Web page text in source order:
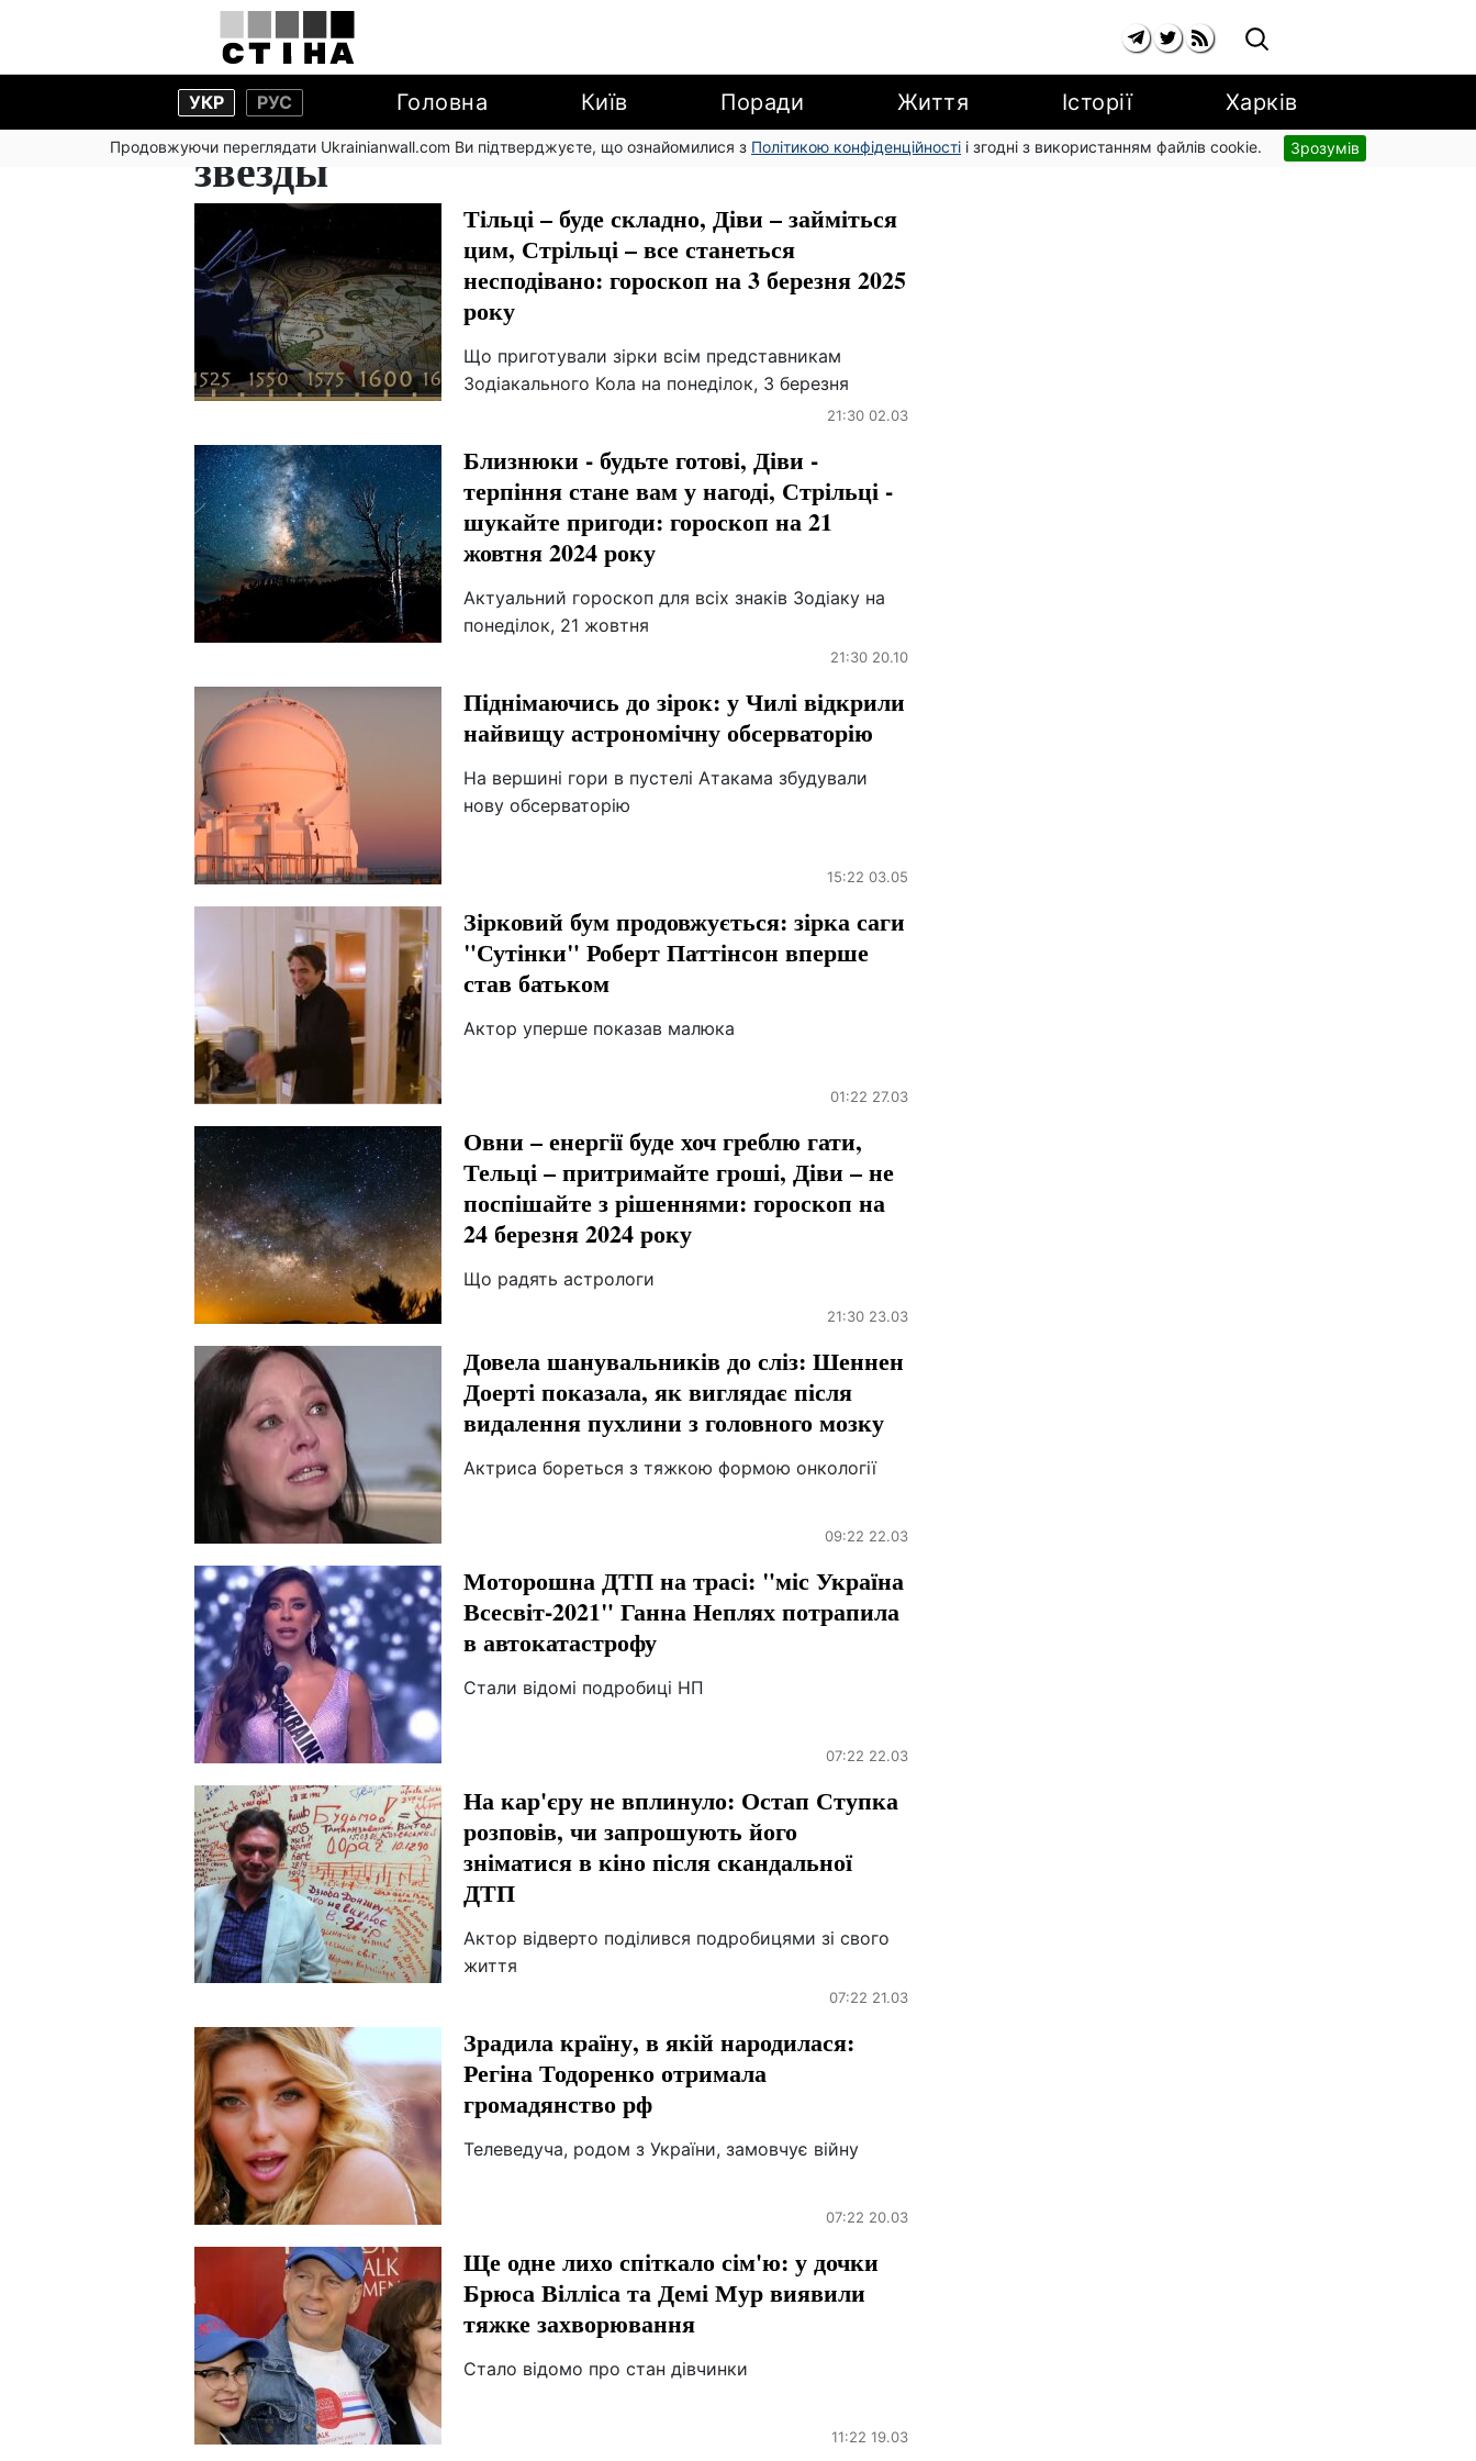
УКР РУС Головна Київ Поради Життя Історії Харків
Продовжуючи переглядати Ukrainianwall.com Ви підтверджуєте, що ознайомилися з Політикою конфіденційності і згодні з використанням файлів cookie. Зрозумів
звезды
Тільці – буде складно, Діви – займіться
цим, Стрільці – все станеться
несподівано: гороскоп на 3 березня 2025
року
Що приготували зірки всім представникам
Зодіакального Кола на понеділок, 3 березня
21:30 02.03
Близнюки - будьте готові, Діви -
терпіння стане вам у нагоді, Стрільці -
шукайте пригоди: гороскоп на 21
жовтня 2024 року
Актуальний гороскоп для всіх знаків Зодіаку на
понеділок, 21 жовтня
21:30 20.10
Піднімаючись до зірок: у Чилі відкрили
найвищу астрономічну обсерваторію
На вершині гори в пустелі Атакама збудували
нову обсерваторію
15:22 03.05
Зірковий бум продовжується: зірка саги
"Сутінки" Роберт Паттінсон вперше
став батьком
Актор уперше показав малюка
01:22 27.03
Овни – енергії буде хоч греблю гати,
Тельці – притримайте гроші, Діви – не
поспішайте з рішеннями: гороскоп на
24 березня 2024 року
Що радять астрологи
21:30 23.03
Довела шанувальників до сліз: Шеннен
Доерті показала, як виглядає після
видалення пухлини з головного мозку
Актриса бореться з тяжкою формою онкології
09:22 22.03
Моторошна ДТП на трасі: "міс Україна
Всесвіт-2021" Ганна Неплях потрапила
в автокатастрофу
Стали відомі подробиці НП
07:22 22.03
На кар'єру не вплинуло: Остап Ступка
розповів, чи запрошують його
зніматися в кіно після скандальної
ДТП
Актор відверто поділився подробицями зі свого
життя
07:22 21.03
Зрадила країну, в якій народилася:
Регіна Тодоренко отримала
громадянство рф
Телеведуча, родом з України, замовчує війну
07:22 20.03
Ще одне лихо спіткало сім'ю: у дочки
Брюса Вілліса та Демі Мур виявили
тяжке захворювання
Стало відомо про стан дівчинки
11:22 19.03